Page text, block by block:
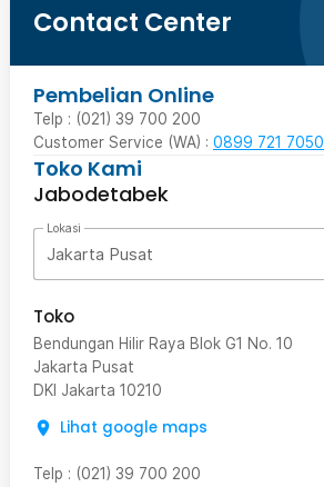
Contact Center
Pembelian Online
Telp : (021) 39 700 200
Customer Service (WA) : 0899 721 7050
Toko Kami
Jabodetabek
Lokasi
Jakarta Pusat
Toko
Bendungan Hilir Raya Blok G1 No. 10
Jakarta Pusat
DKI Jakarta 10210
Lihat google maps
Telp : (021) 39 700 200